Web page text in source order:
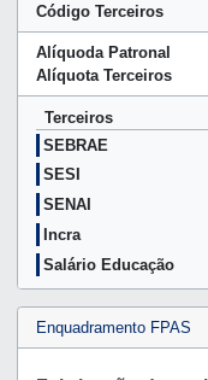
Código Terceiros
Alíquoda Patronal
Alíquota Terceiros
Terceiros
SEBRAE
SESI
SENAI
Incra
Salário Educação
Enquadramento FPAS